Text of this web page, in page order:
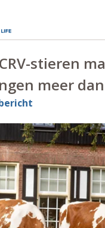
stieren
meer